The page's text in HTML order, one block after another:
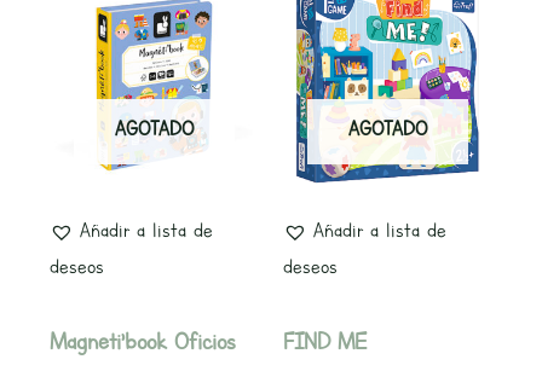
AGOTADO
Añadir a lista de
deseos
Magneti’book Oficios
AGOTADO
Añadir a lista de
deseos
FIND ME